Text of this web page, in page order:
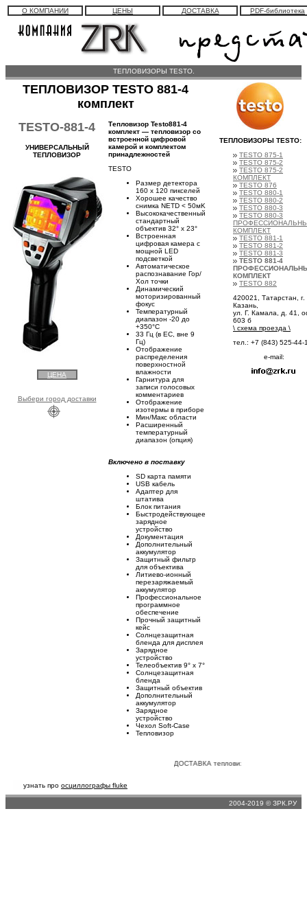
О КОМПАНИИ ЦЕНЫ ДОСТАВКА PDF-библиотека
ТЕПЛОВИЗОРЫ TESTO.
ТЕПЛОВИЗОР TESTO 881-4
комплект
TESTO-881-4
УНИВЕРСАЛЬНЫЙ
ТЕПЛОВИЗОР
ЦЕНА
Выбери город доставки
Тепловизор Testo881-4
комплект — тепловизор со
встроенной цифровой
камерой и комплектом
принадлежностей
TESTO
Размер детектора
160 x 120 пикселей
Хорошее качество
снимка NETD < 50мK
Высококачественный
стандартный
объектив 32° x 23°
Встроенная
цифровая камера с
мощной LED
подсветкой
Автоматическое
распознавание Гор/
Хол точки
Динамический
моторизированный
фокус
Температурный
диапазон -20 дo
+350°C
33 Гц (в ЕС, вне 9
Гц)
Отображение
распределения
поверхностной
влажности
Гарнитура для
записи голосовых
комментариев
Отображение
изотермы в приборе
Мин/Макс области
Расширенный
температурный
диапазон (опция)
Включено в поставку
SD карта памяти
USB кабель
Адаптер для
штатива
Блок питания
Быстродействующее
зарядное
устройство
Документация
Дополнительный
аккумулятор
Защитный фильтр
для объектива
Литиево-ионный
перезаряжаемый
аккумулятор
Профессиональное
программное
обеспечение
Прочный защитный
кейс
Солнцезащитная
бленда для дисплея
Зарядное
устройство
Телеобъектив 9° x 7°
Солнцезащитная
бленда
Защитный объектив
Дополнительный
аккумулятор
Зарядное
устройство
Чехол Soft-Case
Тепловизор
ТЕПЛОВИЗОРЫ TESTO:
TESTO 875-1
TESTO 875-2
TESTO 875-2
КОМПЛЕКТ
TESTO 876
TESTO 880-1
TESTO 880-2
TESTO 880-3
TESTO 880-3
КОМПЛЕКТ
TESTO 881-1
TESTO 881-2
TESTO 881-3
TESTO 881-4
КОМПЛЕКТ
TESTO 882
420021, Татарстан, г.
Казань,
ул. Г. Камала, д. 41,
603 б
\ схема проезда \
тел.: +7 (843) 525-44-
e-mail:
ДОСТАВКА тепловизионной
узнать про осциллографы fluke
2004-2019 © ЗРК.РУ